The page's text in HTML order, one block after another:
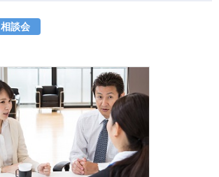
相談会